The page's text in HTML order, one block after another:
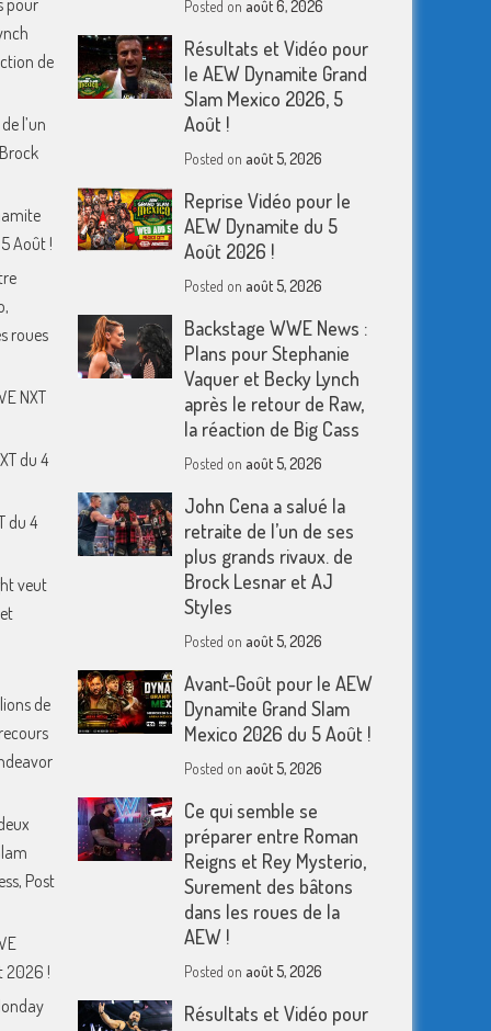
pour
de
l’un
Août !
roues
NXT
du 4
du 4
veut
de
Post
2026 !
Posted on août 6, 2026
Résultats et Vidéo pour
le AEW Dynamite Grand
Slam Mexico 2026, 5
Août !
Posted on août 5, 2026
Reprise Vidéo pour le
AEW Dynamite du 5
Août 2026 !
Posted on août 5, 2026
Backstage WWE News :
Plans pour Stephanie
Vaquer et Becky Lynch
après le retour de Raw,
la réaction de Big Cass
Posted on août 5, 2026
John Cena a salué la
retraite de l’un de ses
plus grands rivaux. de
Brock Lesnar et AJ
Styles
Posted on août 5, 2026
Avant-Goût pour le AEW
Dynamite Grand Slam
Mexico 2026 du 5 Août !
Posted on août 5, 2026
Ce qui semble se
préparer entre Roman
Reigns et Rey Mysterio,
Surement des bâtons
dans les roues de la
AEW !
Posted on août 5, 2026
Résultats et Vidéo pour